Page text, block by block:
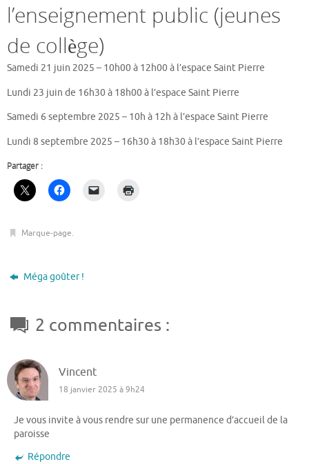
l’enseignement public (jeunes
de collège)
Samedi 21 juin 2025 – 10h00 à 12h00 à l’espace Saint Pierre
Lundi 23 juin de 16h30 à 18h00 à l’espace Saint Pierre
Samedi 6 septembre 2025 – 10h à 12h à l’espace Saint Pierre
Lundi 8 septembre 2025 – 16h30 à 18h30 à l’espace Saint Pierre
Partager :
Marque-page.
Méga goûter !
2 commentaires :
Vincent
18 janvier 2025 à 9h24
Je vous invite à vous rendre sur une permanence d’accueil de la
paroisse
Répondre